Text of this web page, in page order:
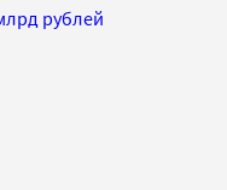
рублей